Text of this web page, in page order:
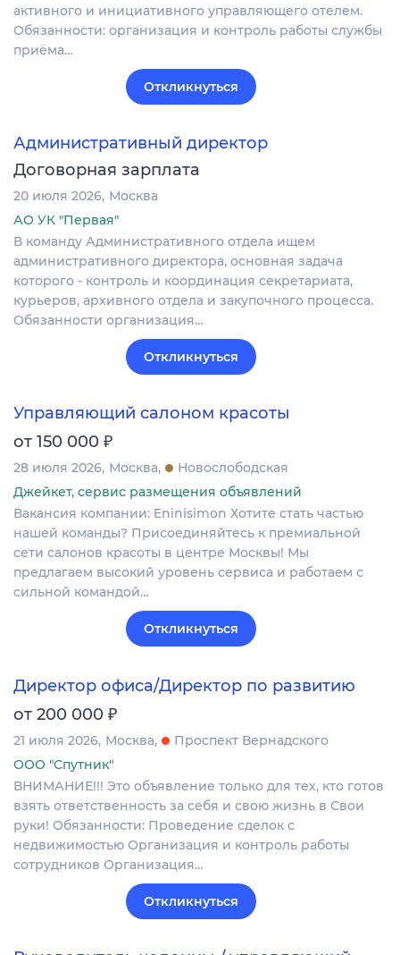
активного и инициативного управляющего отелем.
Обязанности: организация и контроль работы службы
приёма…
Откликнуться
Административный директор
Договорная зарплата
20 июля 2026 Москва
АО УК "Первая"
В команду Административного отдела ищем
административного директора, основная задача
которого - контроль и координация секретариата,
курьеров, архивного отдела и закупочного процесса.
Обязанности организация…
Откликнуться
Управляющий салоном красоты
от 150 000 ₽
28 июля 2026 Москва
Новослободская
Джейкет, сервис размещения объявлений
Вакансия компании: Eninisimon Хотите стать частью
нашей команды? Присоединяйтесь к премиальной
сети салонов красоты в центре Москвы! Мы
предлагаем высокий уровень сервиса и работаем с
сильной командой…
Откликнуться
Директор офиса/Директор по развитию
от 200 000 ₽
21 июля 2026 Москва
Проспект Вернадского
ООО "Спутник"
ВНИМАНИЕ!!! Это объявление только для тех, кто готов
взять ответственность за себя и свою жизнь в Свои
руки! Обязанности: Проведение сделок с
недвижимостью Организация и контроль работы
сотрудников Организация…
Откликнуться